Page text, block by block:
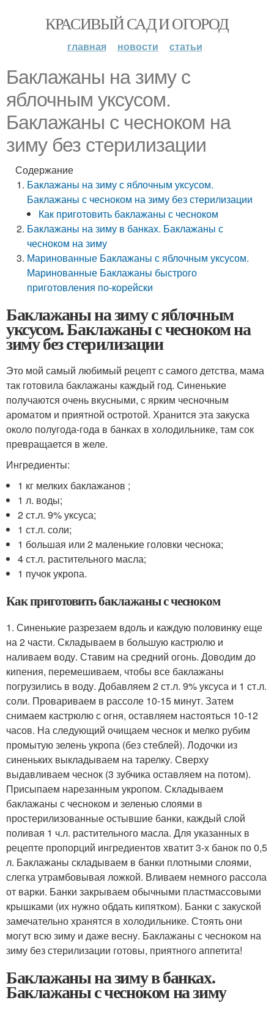
КРАСИВЫЙ САД И ОГОРОД
главная новости статьи
Баклажаны на зиму с
яблочным уксусом.
Баклажаны с чесноком на
зиму без стерилизации
Содержание
Баклажаны на зиму с яблочным уксусом.
Баклажаны с чесноком на зиму без стерилизации
Как приготовить баклажаны с чесноком
Баклажаны на зиму в банках. Баклажаны с
чесноком на зиму
Маринованные Баклажаны с яблочным уксусом.
Маринованные Баклажаны быстрого
приготовления по-корейски
Баклажаны на зиму с яблочным
уксусом. Баклажаны с чесноком на
зиму без стерилизации
Это мой самый любимый рецепт с самого детства, мама
так готовила баклажаны каждый год. Синенькие
получаются очень вкусными, с ярким чесночным
ароматом и приятной остротой. Хранится эта закуска
около полугода-года в банках в холодильнике, там сок
превращается в желе.
Ингредиенты:
1 кг мелких баклажанов ;
1 л. воды;
2 ст.л. 9% уксуса;
1 ст.л. соли;
1 большая или 2 маленькие головки чеснока;
4 ст.л. растительного масла;
1 пучок укропа.
Как приготовить баклажаны с чесноком
1. Синенькие разрезаем вдоль и каждую половинку еще
на 2 части. Складываем в большую кастрюлю и
наливаем воду. Ставим на средний огонь. Доводим до
кипения, перемешиваем, чтобы все баклажаны
погрузились в воду. Добавляем 2 ст.л. 9% уксуса и 1 ст.л.
соли. Провариваем в рассоле 10-15 минут. Затем
снимаем кастрюлю с огня, оставляем настояться 10-12
часов. На следующий очищаем чеснок и мелко рубим
промытую зелень укропа (без стеблей). Лодочки из
синеньких выкладываем на тарелку. Сверху
выдавливаем чеснок (3 зубчика оставляем на потом).
Присыпаем нарезанным укропом. Складываем
баклажаны с чесноком и зеленью слоями в
простерилизованные остывшие банки, каждый слой
поливая 1 ч.л. растительного масла. Для указанных в
рецепте пропорций ингредиентов хватит 3-х банок по 0,5
л. Баклажаны складываем в банки плотными слоями,
слегка утрамбовывая ложкой. Вливаем немного рассола
от варки. Банки закрываем обычными пластмассовыми
крышками (их нужно обдать кипятком). Банки с закуской
замечательно хранятся в холодильнике. Стоять они
могут всю зиму и даже весну. Баклажаны с чесноком на
зиму без стерилизации готовы, приятного аппетита!
Баклажаны на зиму в банках.
Баклажаны с чесноком на зиму